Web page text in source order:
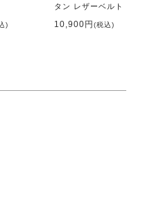
)
タン レザーベルト
10,900円(税込)